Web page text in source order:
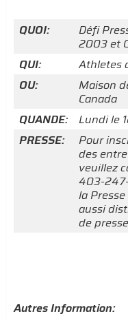
QUOI:
Défi
2003 et
QUI:
Athletes
OU:
Maison
Canada
QUANDE:
Lundi le
PRESSE:
Pour
des
veuillez
403-
la
aussi
de
Autres Information: